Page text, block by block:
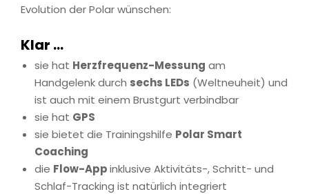
Evolution der Polar wünschen:
Klar …
sie hat Herzfrequenz-Messung am
Handgelenk durch sechs LEDs (Weltneuheit) und
ist auch mit einem Brustgurt verbindbar
sie hat GPS
sie bietet die Trainingshilfe Polar Smart
Coaching
die Flow-Appinklusive Aktivitäts-, Schritt- und
Schlaf-Tracking ist natürlich integriert